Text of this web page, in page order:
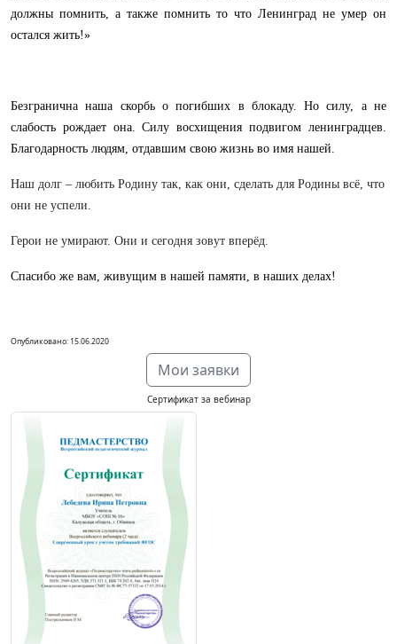
должны помнить, а также помнить то что Ленинград не умер он
остался жить!»
Безгранична наша скорбь о погибших в блокаду. Но силу, а не
слабость рождает она. Силу восхищения подвигом ленинградцев.
Благодарность людям, отдавшим свою жизнь во имя нашей.
Наш долг – любить Родину так, как они, сделать для Родины всё, что
они не успели.
Герои не умирают. Они и сегодня зовут вперёд.
Спасибо же вам, живущим в нашей памяти, в наших делах!
Опубликовано: 15.06.2020
Мои заявки
Сертификат за вебинар